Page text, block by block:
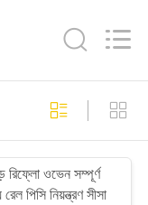
74
ওভেন সম্পূর্ণ
পিসি নিয়ন্ত্রণ সীসা